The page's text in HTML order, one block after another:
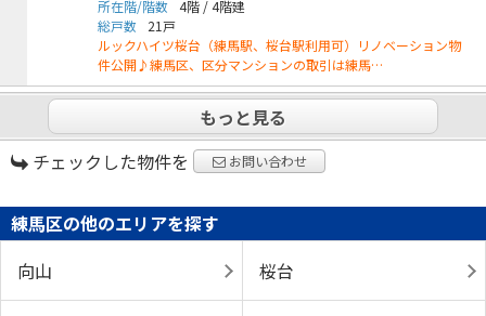
所在階/階数 4階 /4階建
総戸数
21戸
ルックハイツ桜台（練馬駅、桜台駅利用可）リノベーション物
件公開♪練馬区、区分マンションの取引は練馬…
もっと見る
チェックした物件を
お問い合わせ
練馬区の他のエリアを探す
向山
桜台